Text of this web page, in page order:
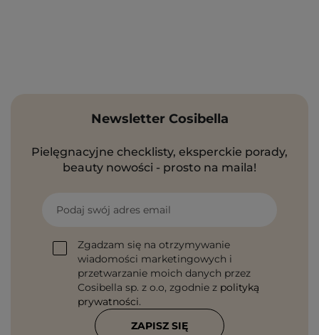
Newsletter Cosibella
Pielęgnacyjne checklisty, eksperckie porady,
beauty nowości - prosto na maila!
Podaj swój adres email
Zgadzam się na otrzymywanie
wiadomości marketingowych i
przetwarzanie moich danych przez
Cosibella sp. z o.o, zgodnie z polityką
prywatności.
ZAPISZ SIĘ